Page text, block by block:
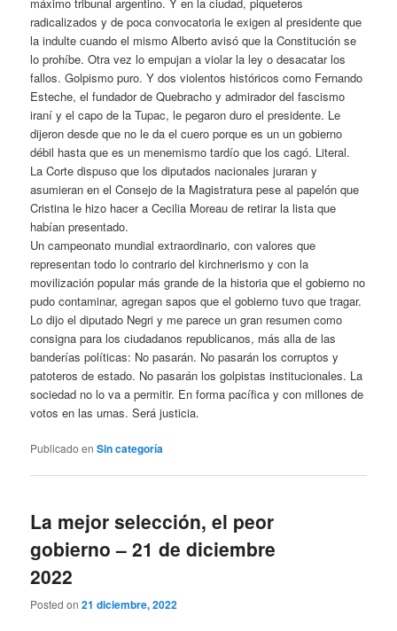
radicalizados y de poca convocatoria le exigen al presidente que
la indulte cuando el mismo Alberto avisó que la Constitución se
lo prohíbe. Otra vez lo empujan a violar la ley o desacatar los
fallos. Golpismo puro. Y dos violentos históricos como Fernando
Esteche, el fundador de Quebracho y admirador del fascismo
iraní y el capo de la Tupac, le pegaron duro el presidente. Le
dijeron desde que no le da el cuero porque es un un gobierno
débil hasta que es un menemismo tardío que los cagó. Literal.
La Corte dispuso que los diputados nacionales juraran y
asumieran en el Consejo de la Magistratura pese al papelón que
Cristina le hizo hacer a Cecilia Moreau de retirar la lista que
habían presentado.
Un campeonato mundial extraordinario, con valores que
representan todo lo contrario del kirchnerismo y con la
movilización popular más grande de la historia que el gobierno no
pudo contaminar, agregan sapos que el gobierno tuvo que tragar.
Lo dijo el diputado Negri y me parece un gran resumen como
consigna para los ciudadanos republicanos, más alla de las
banderías políticas: No pasarán. No pasarán los corruptos y
patoteros de estado. No pasarán los golpistas institucionales. La
sociedad no lo va a permitir. En forma pacífica y con millones de
votos en las urnas. Será justicia.
Publicado en Sin categoría
La mejor selección, el peor
gobierno – 21 de diciembre
2022
Posted on21 diciembre, 2022